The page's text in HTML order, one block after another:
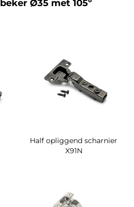
Ø35 met 105º
Half opliggend scharnier
X91N